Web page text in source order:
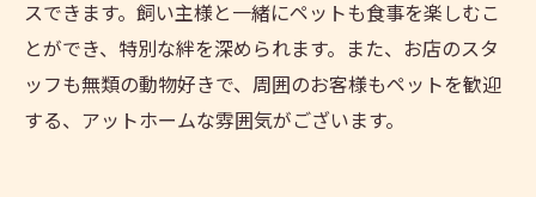
スできます。飼い主様と一緒にペットも食事を楽しむこ
とができ、特別な絆を深められます。また、お店のスタ
ッフも無類の動物好きで、周囲のお客様もペットを歓迎
する、アットホームな雰囲気がございます。